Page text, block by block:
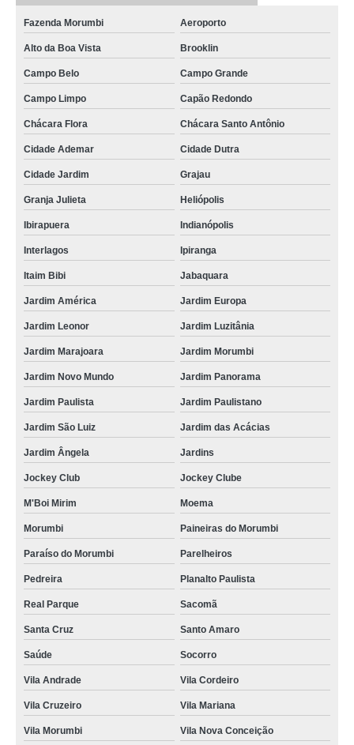
Fazenda Morumbi Aeroporto
Alto da Boa Vista Brooklin
Campo Belo Campo Grande
Campo Limpo Capão Redondo
Chácara Flora Chácara Santo Antônio
Cidade Ademar Cidade Dutra
Cidade Jardim Grajau
Granja Julieta Heliópolis
Ibirapuera Indianópolis
Interlagos Ipiranga
Itaim Bibi Jabaquara
Jardim América Jardim Europa
Jardim Leonor Jardim Luzitânia
Jardim Marajoara Jardim Morumbi
Jardim Novo Mundo Jardim Panorama
Jardim Paulista Jardim Paulistano
Jardim São Luiz Jardim das Acácias
Jardim Ângela Jardins
Jockey Club Jockey Clube
M'Boi Mirim Moema
Morumbi Paineiras do Morumbi
Paraíso do Morumbi Parelheiros
Pedreira Planalto Paulista
Real Parque Sacomã
Santa Cruz Santo Amaro
Saúde Socorro
Vila Andrade Vila Cordeiro
Vila Cruzeiro Vila Mariana
Vila Morumbi Vila Nova Conceição